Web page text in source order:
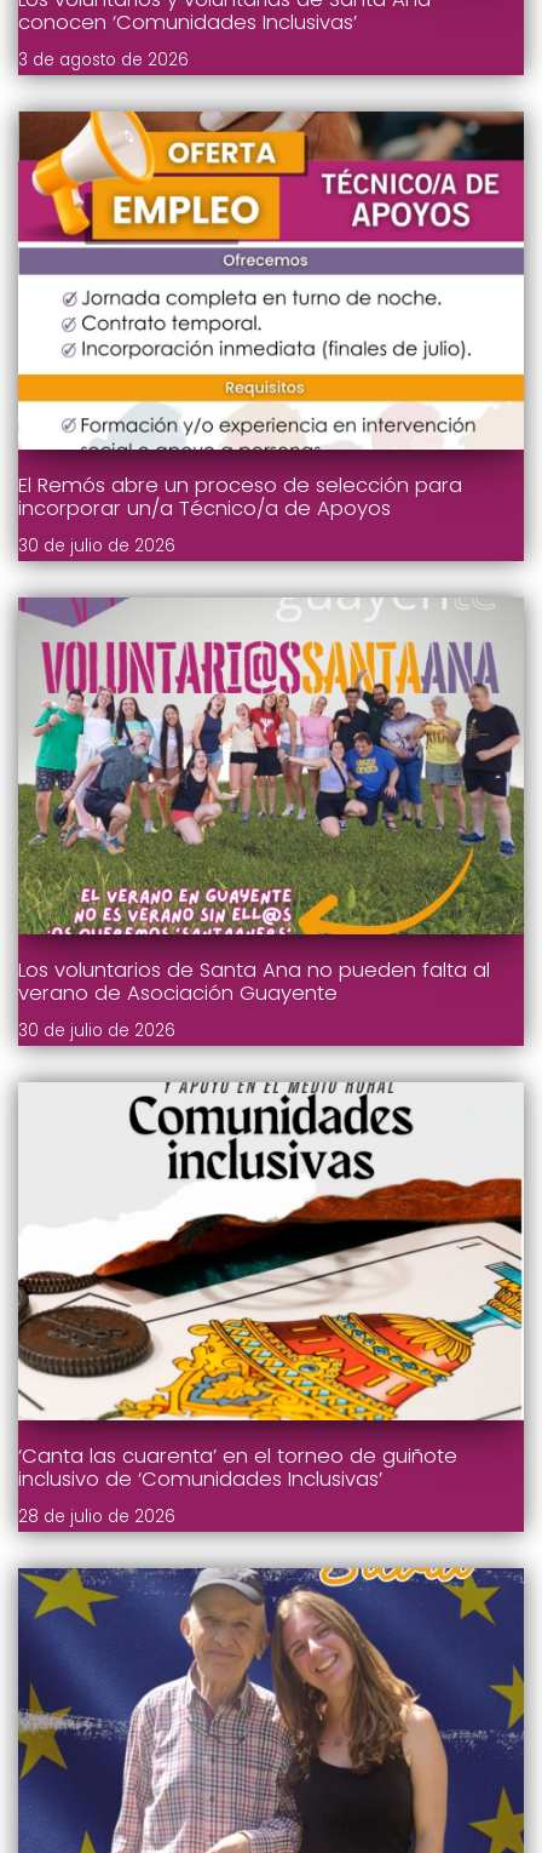
conocen ‘Comunidades Inclusivas’
3 de agosto de 2026
El Remós abre un proceso de selección para
incorporar un/a Técnico/a de Apoyos
30 de julio de 2026
Los voluntarios de Santa Ana no pueden falta al
verano de Asociación Guayente
30 de julio de 2026
‘Canta las cuarenta’ en el torneo de guiñote
inclusivo de ‘Comunidades Inclusivas’
28 de julio de 2026